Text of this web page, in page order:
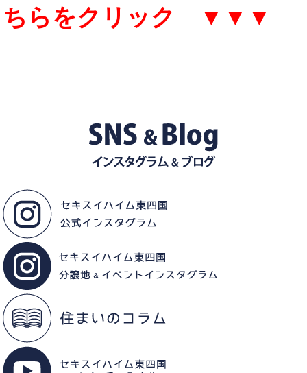
ちらをクリック ▼▼▼